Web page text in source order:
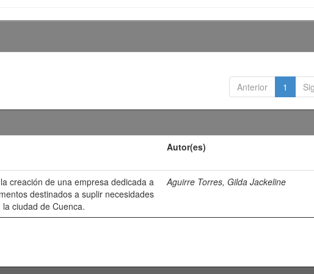
Anterior 1
Autor(es)
creación de una empresa dedicada a
destinados a suplir necesidades
ciudad de Cuenca.
Aguirre Torres, Gilda Jackeline